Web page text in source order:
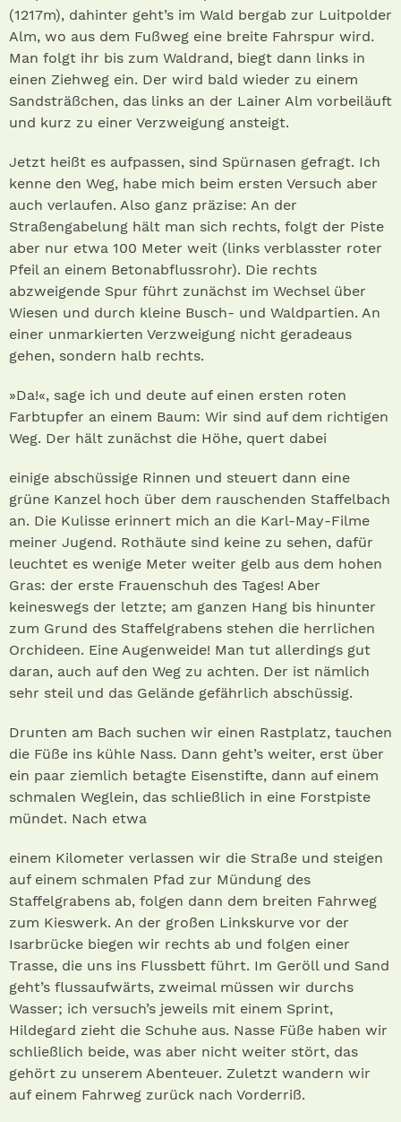
(1217m), dahinter geht’s im Wald bergab zur Luitpolder
Alm, wo aus dem Fußweg eine breite Fahrspur wird.
Man folgt ihr bis zum Waldrand, biegt dann links in
einen Ziehweg ein. Der wird bald wieder zu einem
Sandsträßchen, das links an der Lainer Alm vorbeiläuft
und kurz zu einer Verzweigung ansteigt.
Jetzt heißt es aufpassen, sind Spürnasen gefragt. Ich
kenne den Weg, habe mich beim ersten Versuch aber
auch verlaufen. Also ganz präzise: An der
Straßengabelung hält man sich rechts, folgt der Piste
aber nur etwa 100 Meter weit (links verblasster roter
Pfeil an einem Betonabflussrohr). Die rechts
abzweigende Spur führt zunächst im Wechsel über
Wiesen und durch kleine Busch- und Waldpartien. An
einer unmarkierten Verzweigung nicht geradeaus
gehen, sondern halb rechts.
»Da!«, sage ich und deute auf einen ersten roten
Farbtupfer an einem Baum: Wir sind auf dem richtigen
Weg. Der hält zunächst die Höhe, quert dabei
einige abschüssige Rinnen und steuert dann eine
grüne Kanzel hoch über dem rauschenden Staffelbach
an. Die Kulisse erinnert mich an die Karl-May-Filme
meiner Jugend. Rothäute sind keine zu sehen, dafür
leuchtet es wenige Meter weiter gelb aus dem hohen
Gras: der erste Frauenschuh des Tages! Aber
keineswegs der letzte; am ganzen Hang bis hinunter
zum Grund des Staffelgrabens stehen die herrlichen
Orchideen. Eine Augenweide! Man tut allerdings gut
daran, auch auf den Weg zu achten. Der ist nämlich
sehr steil und das Gelände gefährlich abschüssig.
Drunten am Bach suchen wir einen Rastplatz, tauchen
die Füße ins kühle Nass. Dann geht’s weiter, erst über
ein paar ziemlich betagte Eisenstifte, dann auf einem
schmalen Weglein, das schließlich in eine Forstpiste
mündet. Nach etwa
einem Kilometer verlassen wir die Straße und steigen
auf einem schmalen Pfad zur Mündung des
Staffelgrabens ab, folgen dann dem breiten Fahrweg
zum Kieswerk. An der großen Linkskurve vor der
Isarbrücke biegen wir rechts ab und folgen einer
Trasse, die uns ins Flussbett führt. Im Geröll und Sand
geht’s flussaufwärts, zweimal müssen wir durchs
Wasser; ich versuch’s jeweils mit einem Sprint,
Hildegard zieht die Schuhe aus. Nasse Füße haben wir
schließlich beide, was aber nicht weiter stört, das
gehört zu unserem Abenteuer. Zuletzt wandern wir
auf einem Fahrweg zurück nach Vorderriß.